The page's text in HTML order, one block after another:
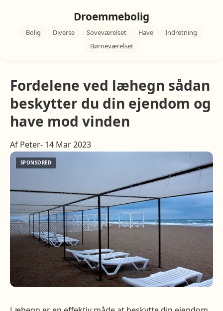
Droemmebolig
Bolig Diverse Soveværelset Have
Indretning
Børneværelset
Fordelene ved læhegn sådan
beskytter du din ejendom og
have mod vinden
Af Peter- 14 Mar 2023